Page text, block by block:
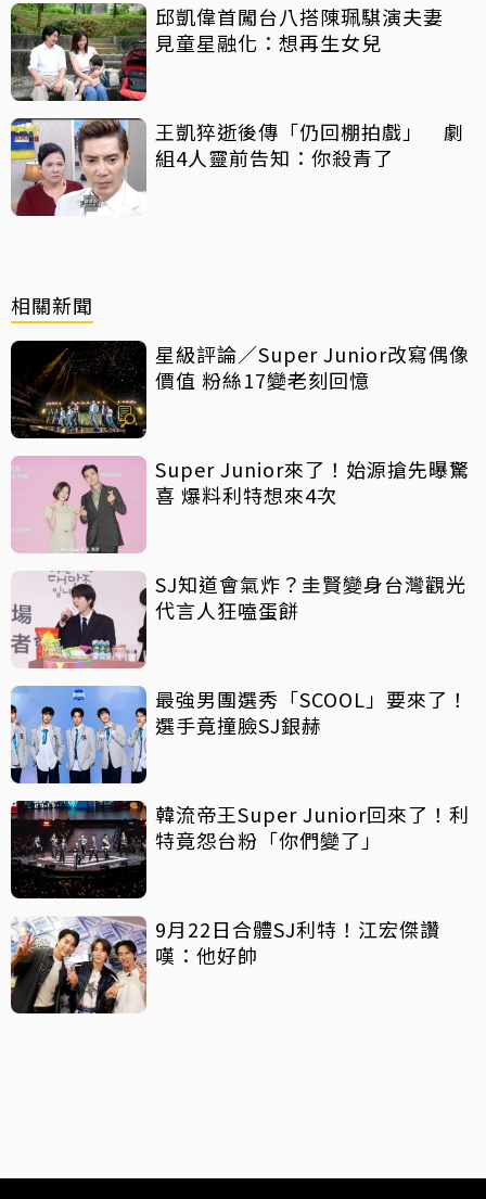
邱凱偉首闖台八搭陳珮騏演夫妻
見童星融化：想再生女兒
王凱猝逝後傳「仍回棚拍戲」 劇
組4人靈前告知：你殺青了
相關新聞
星級評論／Super Junior改寫偶像
價值 粉絲17變老刻回憶
Super Junior來了！始源搶先曝驚
喜 爆料利特想來4次
SJ知道會氣炸？圭賢變身台灣觀光
代言人狂嗑蛋餅
最強男團選秀「SCOOL」要來了！
選手竟撞臉SJ銀赫
韓流帝王Super Junior回來了！利
特竟怨台粉「你們變了」
9月22日合體SJ利特！江宏傑讚
嘆：他好帥